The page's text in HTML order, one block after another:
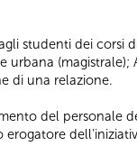
studenti dei corsi
di una relazione.
del personale